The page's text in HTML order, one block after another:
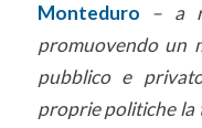
Monteduro – a
promuovendo un
pubblico e
proprie politiche